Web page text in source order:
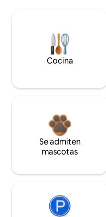
Cocina
Se admiten
mascotas